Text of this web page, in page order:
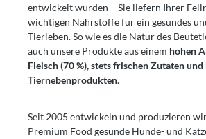
entwickelt wurden – Sie liefern Ihrer
wichtigen Nährstoffe für ein gesundes
Tierleben. So wie es die Natur des
auch unsere Produkte aus einem hohen
Fleisch (70 %), stets frischen Zutaten
Tiernebenprodukten.
Seit 2005 entwickeln und produzieren
Premium Food gesunde Hunde- und